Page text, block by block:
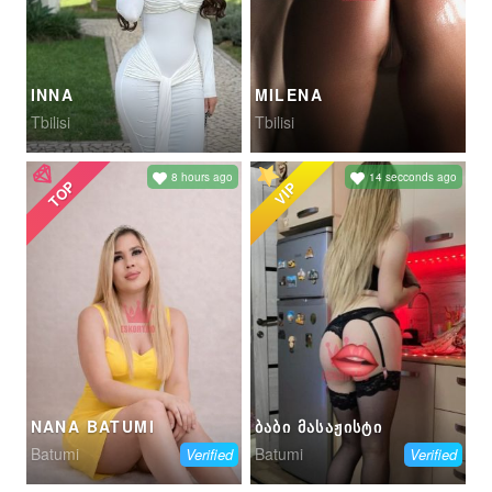
INNA
Tbilisi
MILENA
Tbilisi
NANA BATUMI
Batumi
TOP 8 hours ago
Verified
ᲑᲐᲑᲘ ᲛᲐᲡᲐᲟᲘᲡᲢᲘ
Batumi
VIP
14 secconds ago
Verified